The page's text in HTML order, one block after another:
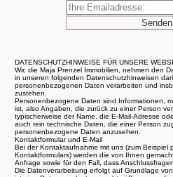
Senden
DATENSCHUTZHINWEISE FÜR UNSERE
Wir, die Maja Prenzel Immobilien, nehmen den
in unseren folgenden Datenschutzhinweisen
personenbezogenen Daten verarbeiten und
zustehen.
Personenbezogene Daten sind Informationen,
ist, also Angaben, die zurück zu einer Person
typischerweise der Name, die E-Mail-Adresse
auch rein technische Daten, die einer Person
personenbezogene Daten anzusehen.
Kontaktformular und E-Mail
Bei der Kontaktaufnahme mit uns (zum Beispiel
Kontaktformulars) werden die von Ihnen
Anfrage sowie für den Fall, dass
Die Datenverarbeitung erfolgt auf Grundlage